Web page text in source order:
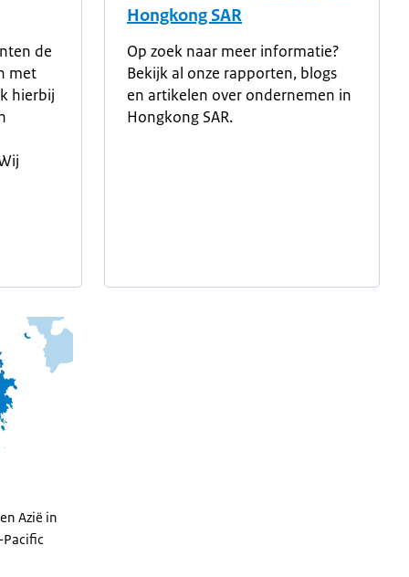
de
met
hierbij
Hongkong SAR
Op zoek naar meer informatie?
Bekijk al onze rapporten, blogs
en artikelen over ondernemen in
Hongkong SAR.
Azië in
Pacific